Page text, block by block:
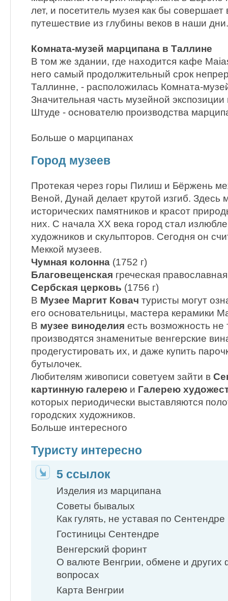
лет, и посетитель музея как бы
путешествие из глубины веков в наши дни.
Комната-музей марципана в Таллине
В том же здании, где находится кафе
него самый продолжительный срок
Таллинне, - расположилась Комната-
Значительная часть музейной
Штуде - основателю производства
Больше о марципанах
Город музеев
Протекая через горы Пилиш и Бёржень
Веной, Дунай делает крутой изгиб. Здесь
исторических памятников и красот
них. С начала XX века город стал
художников и скульпторов. Сегодня он
Меккой музеев.
Чумная колонна (1752 г)
Благовещенская греческая
Сербская церковь (1756 г)
В Музее Маргит Ковач туристы могут
его основательницы, мастера керамики
В музее виноделия есть возможность не
производятся знаменитые венгерские
продегустировать их, и даже купить
бутылочек.
Любителям живописи советуем зайти в
картинную галерею и Галерею
которых периодически выставляются
городских художников.
Больше интересного
Туристу интересно
5 ссылок
Изделия из марципана
Советы бывалых
Как гулять, не уставая по Сентендре
Гостиницы Сентендре
Венгерский форинт
О валюте Венгрии, обмене и других
вопросах
Карта Венгрии